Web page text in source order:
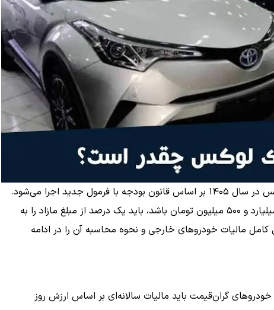
به گزارش بانک اول مالیات خودروهای لوکس در سال ۱۴۰۵ بر اساس قانون بودجه با فرمول جدید اجرا می‌شود.
خودروهایی که ارزش روز آنها بیش از ۷ میلیارد و ۵۰۰ میلیون تومان باشد، باید یک درصد از مبلغ مازاد را به
کامل مالیات خودروهای خارجی و نحوه محاسبه آن را در ادامه
بودجه سال ۱۴۰۵، مالکان خودروهای گران‌قیمت باید مالیات سالانه‌ای بر اساس ارزش روز